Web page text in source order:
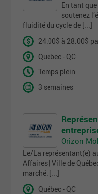
En tant
soutenez
fluidité du cycle de [...]
24.00$ à 28.00$
Québec - QC
Temps plein
3 semaines
Orizon
Le/La représentant(e)
Affaires | Ville de
marché. [...]
Québec - QC